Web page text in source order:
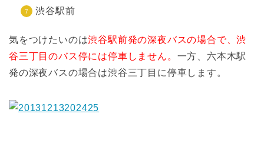
渋谷駅前
気をつけたいのは渋谷駅前発の深夜バスの場合で、渋
谷三丁目のバス停には停車しません。 一方、六本木駅
発の深夜バスの場合は渋谷三丁目に停車します。